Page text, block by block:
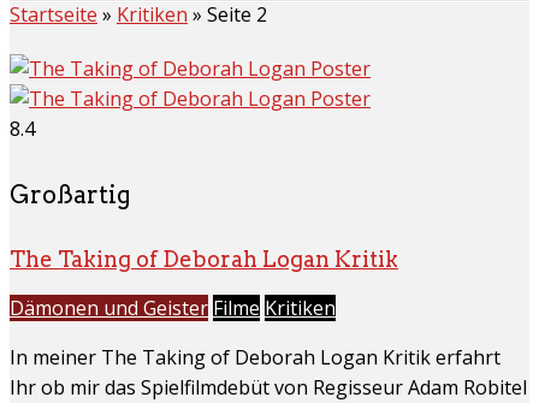
Startseite » Kritiken » Seite 2
8.4
Großartig
The Taking of Deborah Logan Kritik
Dämonen und Geister Filme Kritiken
In meiner The Taking of Deborah Logan Kritik erfahrt
Ihr ob mir das Spielfilmdebüt von Regisseur Adam Robitel